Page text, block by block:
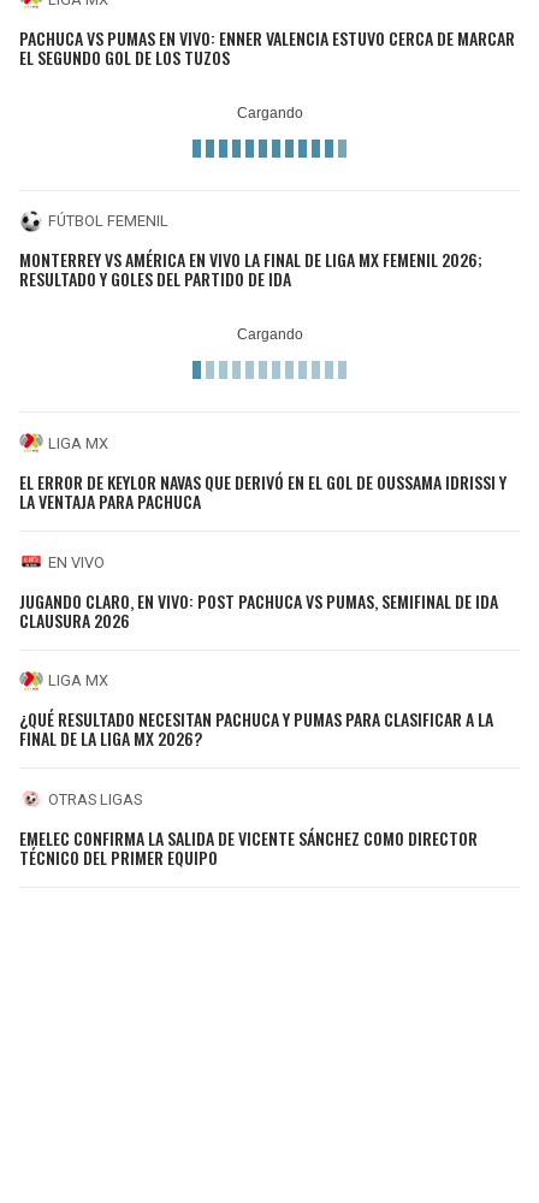
PACHUCA VS PUMAS EN VIVO: ENNER VALENCIA ESTUVO CERCA DE MARCAR
EL SEGUNDO GOL DE LOS TUZOS
FÚTBOL FEMENIL
MONTERREY VS AMÉRICA EN VIVO LA FINAL DE LIGA MX FEMENIL 2026;
RESULTADO Y GOLES DEL PARTIDO DE IDA
LIGA MX
EL ERROR DE KEYLOR NAVAS QUE DERIVÓ EN EL GOL DE OUSSAMA IDRISSI Y
LA VENTAJA PARA PACHUCA
EN VIVO
JUGANDO CLARO, EN VIVO: POST PACHUCA VS PUMAS, SEMIFINAL DE IDA
CLAUSURA 2026
LIGA MX
¿QUÉ RESULTADO NECESITAN PACHUCA Y PUMAS PARA CLASIFICAR A LA
FINAL DE LA LIGA MX 2026?
OTRAS LIGAS
EMELEC CONFIRMA LA SALIDA DE VICENTE SÁNCHEZ COMO DIRECTOR
TÉCNICO DEL PRIMER EQUIPO